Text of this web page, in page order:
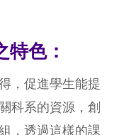
色：
，促進學生能提
科系的資源， 創
，透過這樣的課